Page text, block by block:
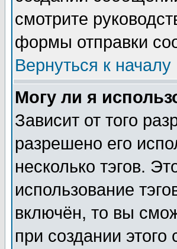
смотрите
формы отправки
Вернуться к началу
Могу ли я
Зависит от того
разрешено его
несколько тэгов.
использование
включён, то вы
при создании